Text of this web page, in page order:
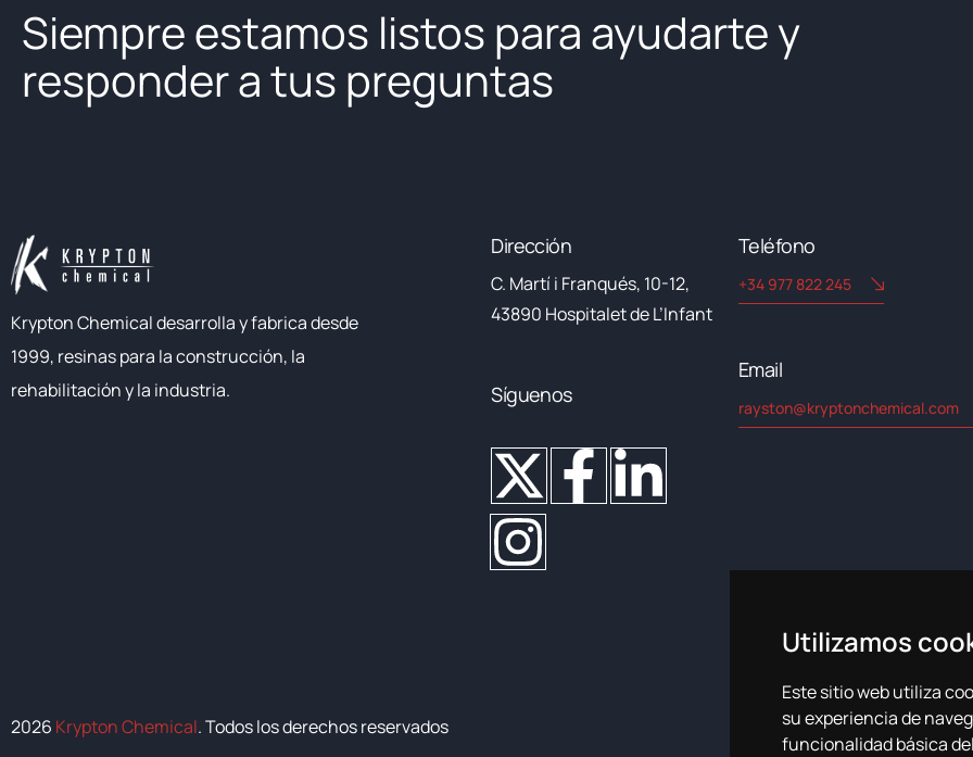
Utilizamos
Este sitio web utiliza
su experiencia de
funcionalidad básica
Siempre estamos listos para ayudarte y
responder a tus preguntas
Krypton Chemical desarrolla y fabrica desde
1999, resinas para la construcción, la
rehabilitación y la industria.
Dirección
C. Martí i Franqués, 10-12,
43890 Hospitalet de L’Infant
Síguenos
Teléfono
+34 977 822 245
Email​
rayston@kryptonchemical.com
2026 Krypton Chemical. Todos los derechos reservados Política de cookies Política